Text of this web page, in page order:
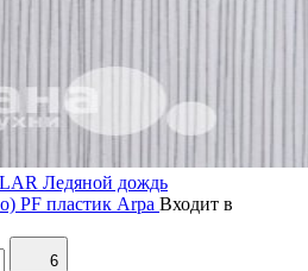
Ледяной дождь
PF пластик Arpa Входит в
6